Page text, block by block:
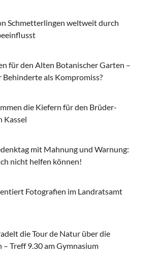
Schmetterlingen weltweit durch
für den Alten Botanischer Garten –
Behinderte als Kompromiss?
die Kiefern für den Brüder-
Kassel
mit Mahnung und Warnung:
nicht helfen können!
Fotografien im Landratsamt
die Tour de Natur über die
Treff 9.30 am Gymnasium